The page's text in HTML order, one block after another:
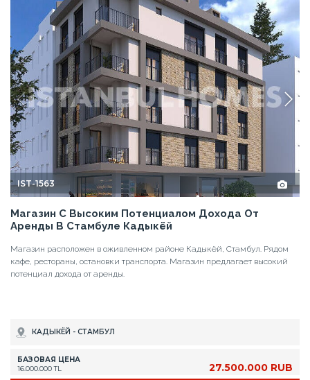
IST-1563
Магазин С Высоким Потенциалом Дохода От
Аренды В Стамбуле Кадыкёй
Магазин расположен в оживленном районе Кадыкёй, Стамбул. Рядом
кафе, рестораны, остановки транспорта. Магазин предлагает высокий
потенциал дохода от аренды.
КАДЫКЁЙ - СТАМБУЛ
БАЗОВАЯ ЦЕНА
16.000.000 TL
27.500.000 RUB